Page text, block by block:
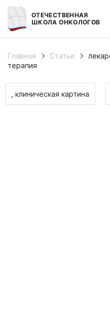
ОТЕЧЕСТВЕННАЯ
ШКОЛА ОНКОЛОГОВ
Главная Статьи
терапия
, клиническая картина